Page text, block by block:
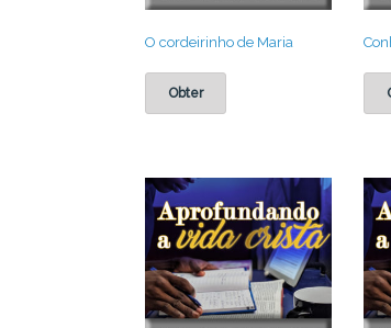
O cordeirinho de Maria
Obter